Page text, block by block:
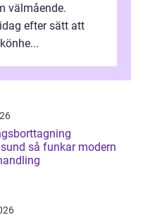
välmående.
efter sätt att
modern